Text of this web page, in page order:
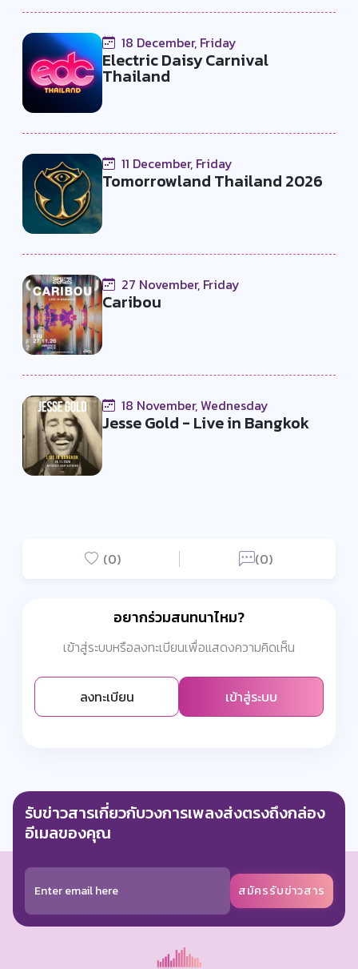
18 December, Friday
Electric Daisy Carnival
Thailand
11 December, Friday
Tomorrowland Thailand 2026
27 November, Friday
Caribou
18 November, Wednesday
Jesse Gold - Live in Bangkok
(0) (0)
อยากร่วมสนทนาไหม?
เข้าสู่ระบบหรือลงทะเบียนเพื่อแสดงความคิดเห็น
ลงทะเบียน เข้าสู่ระบบ
รับข่าวสารเกี่ยวกับวงการเพลงส่งตรงถึงกล่อง
อีเมลของคุณ
สมัครรับข่าวสาร